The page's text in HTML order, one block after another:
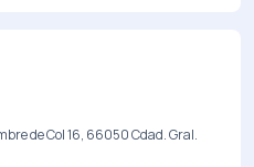
de Col 16, 66050 Cdad. Gral.